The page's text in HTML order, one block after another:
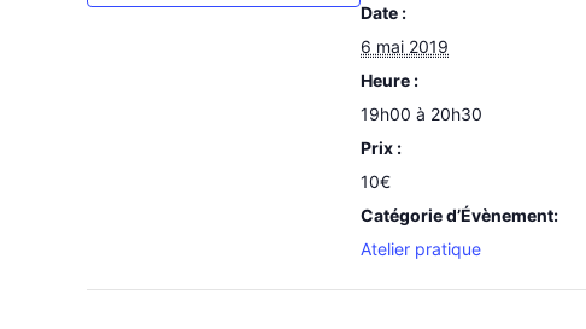
Date :
6 mai 2019
Heure :
19h00 à 20h30
Prix :
10€
Catégorie d’Évènement:
Atelier pratique